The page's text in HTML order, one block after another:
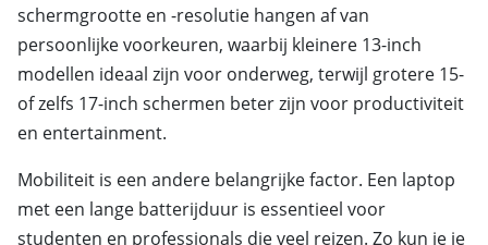
schermgrootte en -resolutie hangen af van
persoonlijke voorkeuren, waarbij kleinere 13-inch
modellen ideaal zijn voor onderweg, terwijl grotere 15-
of zelfs 17-inch schermen beter zijn voor productiviteit
en entertainment.
Mobiliteit is een andere belangrijke factor. Een laptop
met een lange batterijduur is essentieel voor
studenten en professionals die veel reizen. Zo kun je je